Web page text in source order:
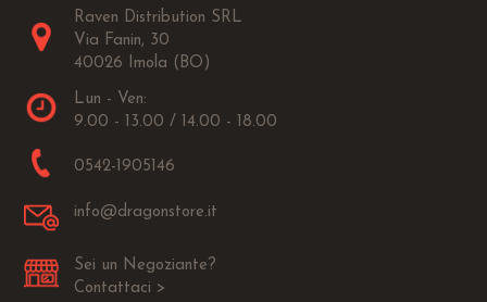
Raven Distribution SRL
Via Fanin, 30
40026 Imola (BO)
Lun - Ven:
9.00 - 13.00 / 14.00 - 18.00
0542-1905146
info@dragonstore.it
Sei un Negoziante?
Contattaci >